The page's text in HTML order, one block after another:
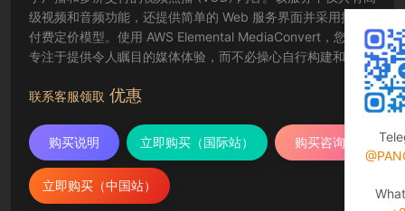
级视频和音频功能，还提供简单的 Web 服务界面并采用按需
付费定价模型。使用 AWS Elemental MediaConvert，您可以
专注于提供令人瞩目的媒体体验，而不必操心自行构建和运营
联系客服领取 优惠
购买说明 立即购买（国际站） 购买咨询
立即购买（中国站）